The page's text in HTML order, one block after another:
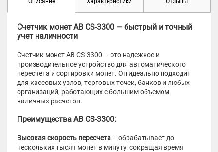
Описание Характеристики Отзывы
Счетчик монет AB CS-3300 — быстрый и точный
учет наличности
Счетчик монет AB CS-3300 — это надежное и
производительное устройство для автоматического
пересчета и сортировки монет. Он идеально подходит
для кассовых узлов, торговых точек, банков и любых
организаций, работающих с большим объемом
наличных расчетов.
Преимущества AB CS-3300:
Высокая скорость пересчета – обрабатывает до
нескольких тысяч монет в минуту, сокращая время